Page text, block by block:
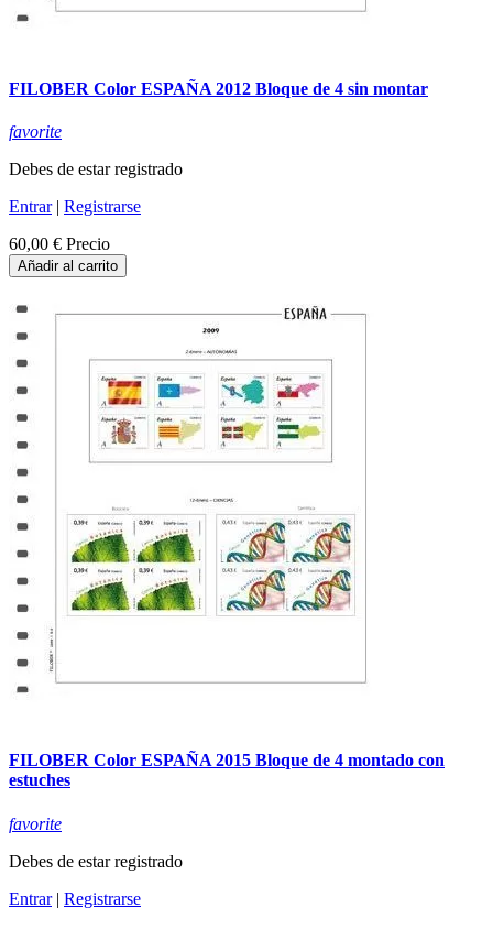
FILOBER Color ESPAÑA 2012 Bloque de 4 sin montar
favorite
Debes de estar registrado
Entrar| Registrarse
60,00 € Precio
Añadir al carrito
FILOBER Color ESPAÑA 2015 Bloque de 4 montado con
estuches
favorite
Debes de estar registrado
Entrar| Registrarse